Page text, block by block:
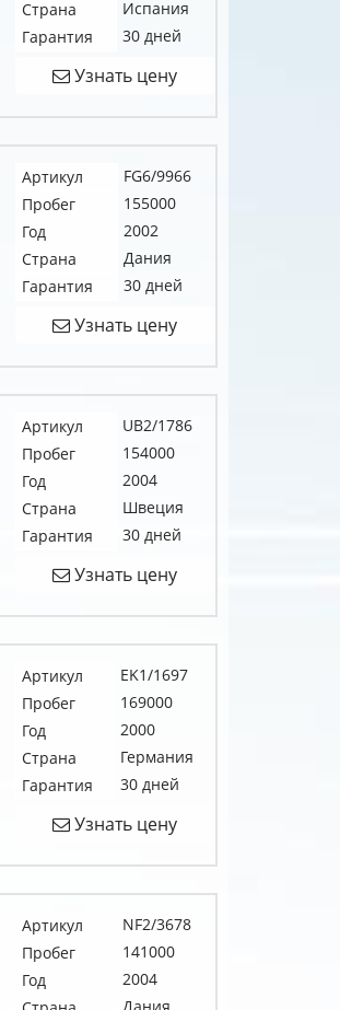
Страна
Испания
Гарантия
30 дней
Узнать цену
Артикул
FG6/9966
Пробег
155000
Год
2002
Страна
Дания
Гарантия
30 дней
Узнать цену
Артикул
UB2/1786
Пробег
154000
Год
2004
Страна
Швеция
Гарантия
30 дней
Узнать цену
Артикул
EK1/1697
Пробег
169000
Год
2000
Страна
Германия
Гарантия
30 дней
Узнать цену
Артикул
NF2/3678
Пробег
141000
Год
2004